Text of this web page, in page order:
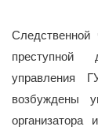
Следственной
преступной
управления
возбуждены
организатора